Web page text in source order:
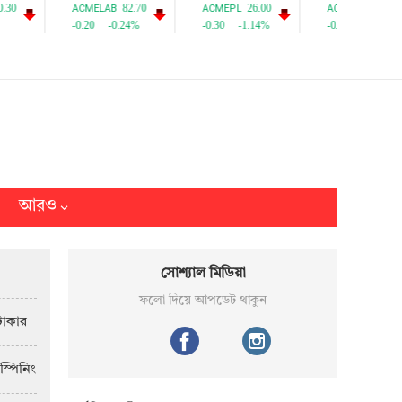
আরও
সোশ্যাল মিডিয়া
ফলো দিয়ে আপডেট থাকুন